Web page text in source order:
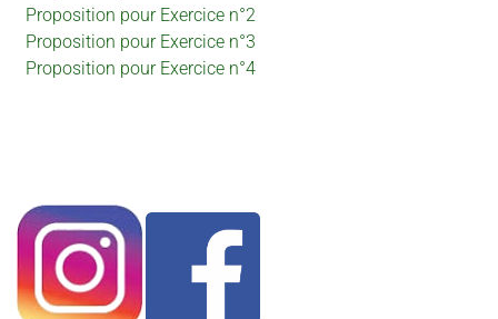
Proposition pour Exercice n°2
Proposition pour Exercice n°3
Proposition pour Exercice n°4